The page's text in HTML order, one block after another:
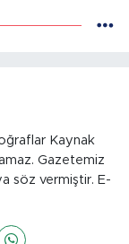
Kaynak
Gazetemiz
söz vermiştir. E-